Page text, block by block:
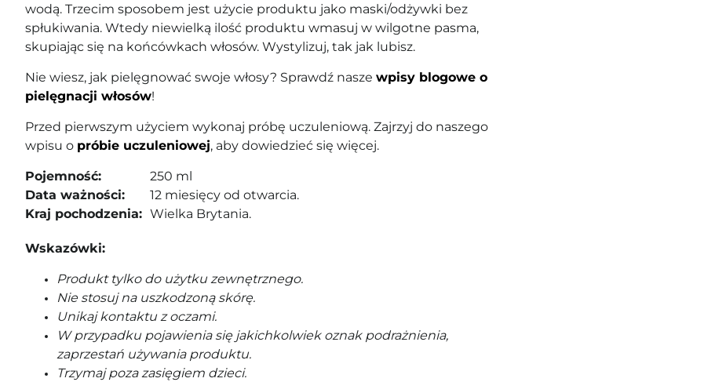
wodą. Trzecim sposobem jest użycie produktu jako maski/odżywki bez
spłukiwania. Wtedy niewielką ilość produktu wmasuj w wilgotne pasma,
skupiając się na końcówkach włosów. Wystylizuj, tak jak lubisz.
Nie wiesz, jak pielęgnować swoje włosy? Sprawdź nasze wpisy blogowe o
pielęgnacji włosów!
Przed pierwszym użyciem wykonaj próbę uczuleniową. Zajrzyj do naszego
wpisu o próbie uczuleniowej, aby dowiedzieć się więcej.
Pojemność:
250 ml
Data ważności:
12 miesięcy od otwarcia.
Kraj pochodzenia: Wielka Brytania.
Wskazówki:
Produkt tylko do użytku zewnętrznego.
Nie stosuj na uszkodzoną skórę.
Unikaj kontaktu z oczami.
W przypadku pojawienia się jakichkolwiek oznak podrażnienia,
zaprzestań używania produktu.
Trzymaj poza zasięgiem dzieci.